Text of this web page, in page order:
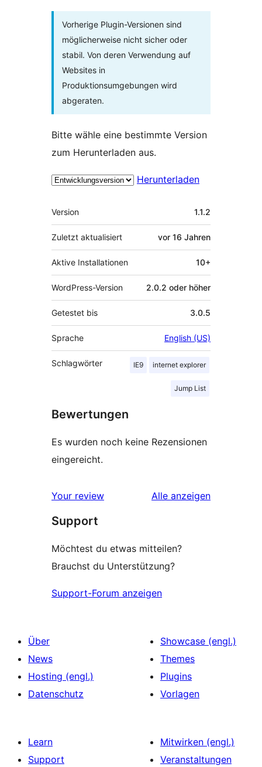
Vorherige Plugin-Versionen sind
möglicherweise nicht sicher oder
stabil. Von deren Verwendung auf
Websites in
Produktionsumgebungen wird
abgeraten.
Bitte wähle eine bestimmte Version
zum Herunterladen aus.
Herunterladen
Meta
Version 1.1.2
Zuletzt aktualisiert vor 16 Jahren
Aktive Installationen 10+
WordPress-Version 2.0.2 oder höher
Getestet bis 3.0.5
Sprache English (US)
Schlagwörter IE9 internet explorer
Jump List
Bewertungen
Es wurden noch keine Rezensionen
eingereicht.
Your review Alle Rezensionen
anzeigen
Support
Möchtest du etwas mitteilen?
Brauchst du Unterstützung?
Support-Forum anzeigen
Über
News
Hosting (engl.)
Datenschutz
Showcase (engl.)
Themes
Plugins
Vorlagen
Learn
Support
Mitwirken (engl.)
Veranstaltungen